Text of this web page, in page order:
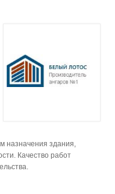
назначения здания,
Качество работ